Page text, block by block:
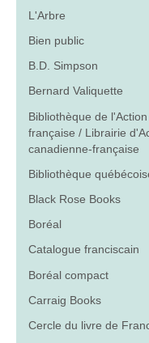
L'Arbre
Bien public
B.D. Simpson
Bernard Valiquette
Bibliothèque de l'Action
française / Librairie
canadienne-française
Bibliothèque
Black Rose Books
Boréal
Catalogue franciscain
Boréal compact
Carraig Books
Cercle du livre de